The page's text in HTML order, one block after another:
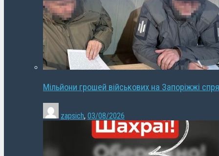
Мільйони грошей військових на Запоріжжі
zapsich, 03/08/2026